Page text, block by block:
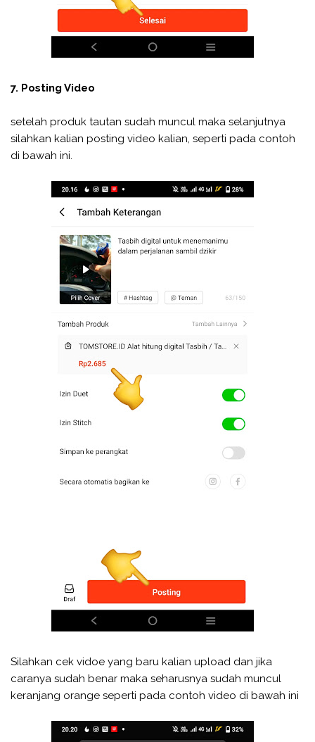
7. Posting Video
setelah produk tautan sudah muncul maka selanjutnya
silahkan kalian posting video kalian, seperti pada contoh
di bawah ini.
Silahkan cek vidoe yang baru kalian upload dan jika
caranya sudah benar maka seharusnya sudah muncul
keranjang orange seperti pada contoh video di bawah ini